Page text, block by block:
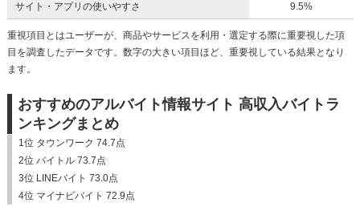
サイト・アプリの使いやすさ 9.5%
重視項目とはユーザーが、商品やサービスを利用・選定する際に重要視した項
目を調査したデータです。数字の大きい項目ほど、重要視している結果となり
ます。
おすすめのアルバイト情報サイト 高収入バイトラ
ンキングまとめ
1位 タウンワーク 74.7点
2位 バイトル 73.7点
3位 LINEバイト 73.0点
4位 マイナビバイト 72.9点